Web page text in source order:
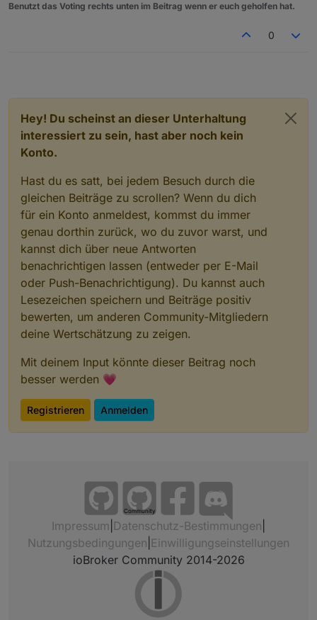
Benutzt das Voting rechts unten im Beitrag wenn er euch geholfen hat.
0
Hey! Du scheinst an dieser Unterhaltung
interessiert zu sein, hast aber noch kein
Konto.
Hast du es satt, bei jedem Besuch durch die
gleichen Beiträge zu scrollen? Wenn du dich
für ein Konto anmeldest, kommst du immer
genau dorthin zurück, wo du zuvor warst, und
kannst dich über neue Antworten
benachrichtigen lassen (entweder per E-Mail
oder Push-Benachrichtigung). Du kannst auch
Lesezeichen speichern und Beiträge positiv
bewerten, um anderen Community-Mitgliedern
deine Wertschätzung zu zeigen.
Mit deinem Input könnte dieser Beitrag noch
besser werden 💗
Registrieren Anmelden
Community
Impressum Datenschutz-Bestimmungen
Nutzungsbedingungen Einwilligungseinstellungen
ioBroker Community 2014-2026